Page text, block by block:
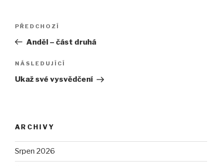
Navigace
příspěvek
Předchozí
příspěvek
PŘEDCHOZÍ
Anděl – část druhá
Následující
příspěvek
NÁSLEDUJÍCÍ
Ukaž své vysvědčení
ARCHIVY
Srpen 2026